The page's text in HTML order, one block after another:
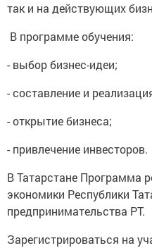
так и на действующих
В программе обучения:
- выбор бизнес-идеи;
- составление и
- открытие бизнеса;
- привлечение инвесторов.
В Татарстане Программа
экономики Республики
предпринимательства РТ.
Зарегистрироваться на